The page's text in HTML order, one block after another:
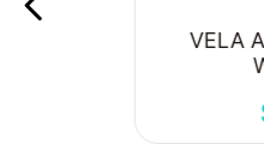
VELA